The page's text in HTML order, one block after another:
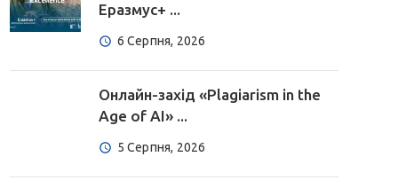
Еразмус+ ...
6 Серпня, 2026
Онлайн-захід «Plagiarism in the
Age of AI» ...
5 Серпня, 2026